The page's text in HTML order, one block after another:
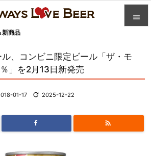



新商品
、コンビニ限定ビール「ザ・モ
」を2月13日新発売
01-17  2025-12-22
